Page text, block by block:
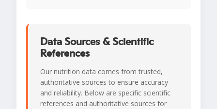
Data Sources & Scientific
References
Our nutrition data comes from trusted,
authoritative sources to ensure accuracy
and reliability. Below are specific scientific
references and authoritative sources for